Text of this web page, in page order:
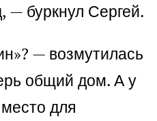
буркнул Сергей.
— возмутилась
общий дом. А у
для